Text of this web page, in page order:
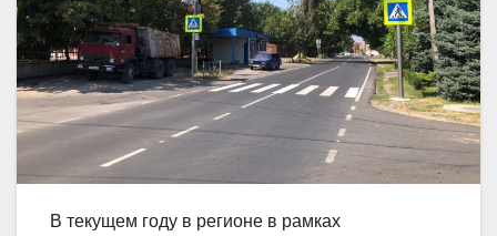
В текущем году в регионе в рамках